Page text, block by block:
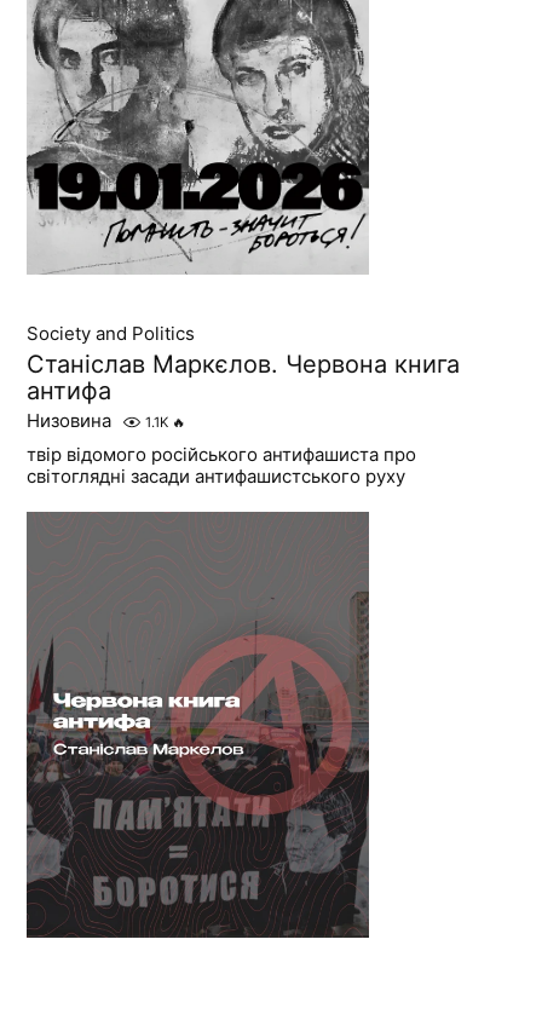
Society and Politics
Станіслав Маркєлов. Червона книга
антифа
Низовина 1.1K 🔥
твір відомого російського антифашиста про
світоглядні засади антифашистського руху